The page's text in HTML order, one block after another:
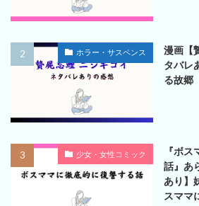
ホラー・サスペンス
漫画【
タバレ
る故郷
少女・女性コミック
『ボ
話』あ
あり】
スママ